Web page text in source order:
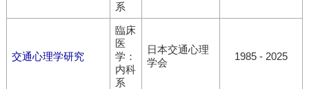
系
交通心理学研究
臨床
医
学：
内科
系
日本交通心理
学会
1985 - 2025